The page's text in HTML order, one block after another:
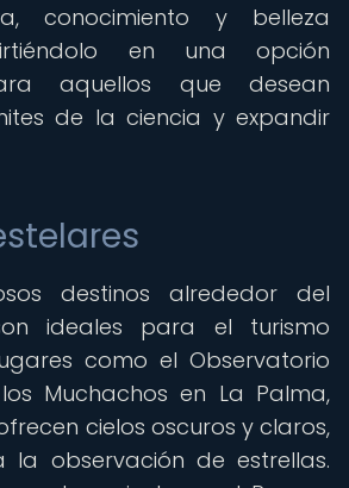
conocimiento y belleza
en una opción
aquellos que desean
de la ciencia y expandir
destinos alrededor del
ideales para el turismo
como el Observatorio
Muchachos en La Palma,
cielos oscuros y claros,
la observación de estrellas.